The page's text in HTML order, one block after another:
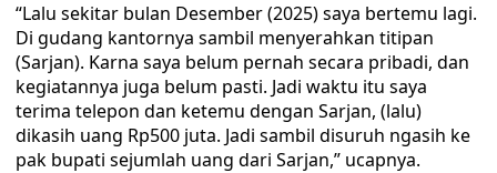
“Lalu sekitar bulan Desember (2025) saya bertemu lagi.
Di gudang kantornya sambil menyerahkan titipan
(Sarjan). Karna saya belum pernah secara pribadi, dan
kegiatannya juga belum pasti. Jadi waktu itu saya
terima telepon dan ketemu dengan Sarjan, (lalu)
dikasih uang Rp500 juta. Jadi sambil disuruh ngasih ke
pak bupati sejumlah uang dari Sarjan,” ucapnya.